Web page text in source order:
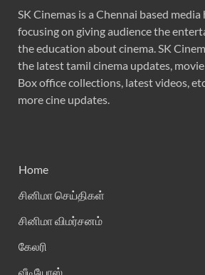
SK Cinemas is a Chennai based
focusing on giving audience the
the education about cinema. SK
the latest tamil cinema updates,
Box office collections, latest videos,
more cine updates.
Home
சினிமா செய்திகள்
சினிமா விமர்சனம்
கேலரி
வீடியோஸ்